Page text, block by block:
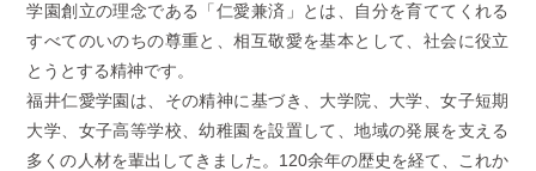
学園創立の理念である「仁愛兼済」とは、自分を育ててくれる
すべてのいのちの尊重と、相互敬愛を基本として、社会に役立
とうとする精神です。
福井仁愛学園は、その精神に基づき、大学院、大学、女子短期
大学、女子高等学校、幼稚園を設置して、地域の発展を支える
多くの人材を輩出してきました。120余年の歴史を経て、これか